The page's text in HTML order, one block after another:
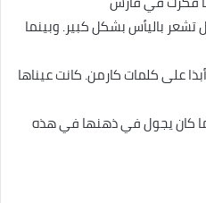
تشعر باليأس بشكل كبير. وبينما
على كلمات كارمن. كانت عيناها
كان يجول في ذهنها في هذه